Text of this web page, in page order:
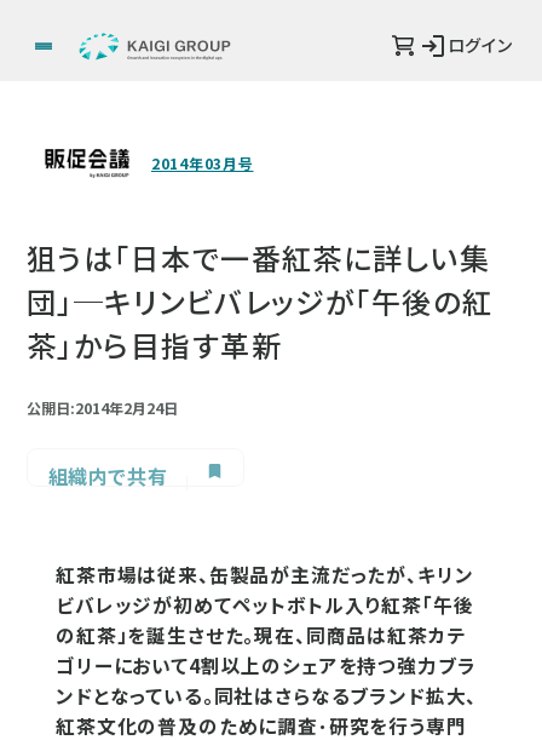
ログイン
2014年03月号
狙うは「日本で一番紅茶に詳しい集
団」─キリンビバレッジが「午後の紅
茶」から目指す革新
公開日:2014年2月24日
組織内で共有
紅茶市場は従来、缶製品が主流だったが、キリン
ビバレッジが初めてペットボトル入り紅茶「午後
の紅茶」を誕生させた。現在、同商品は紅茶カテ
ゴリーにおいて4割以上のシェアを持つ強力ブラ
ンドとなっている。同社はさらなるブランド拡大、
紅茶文化の普及のために調査･研究を行う専門